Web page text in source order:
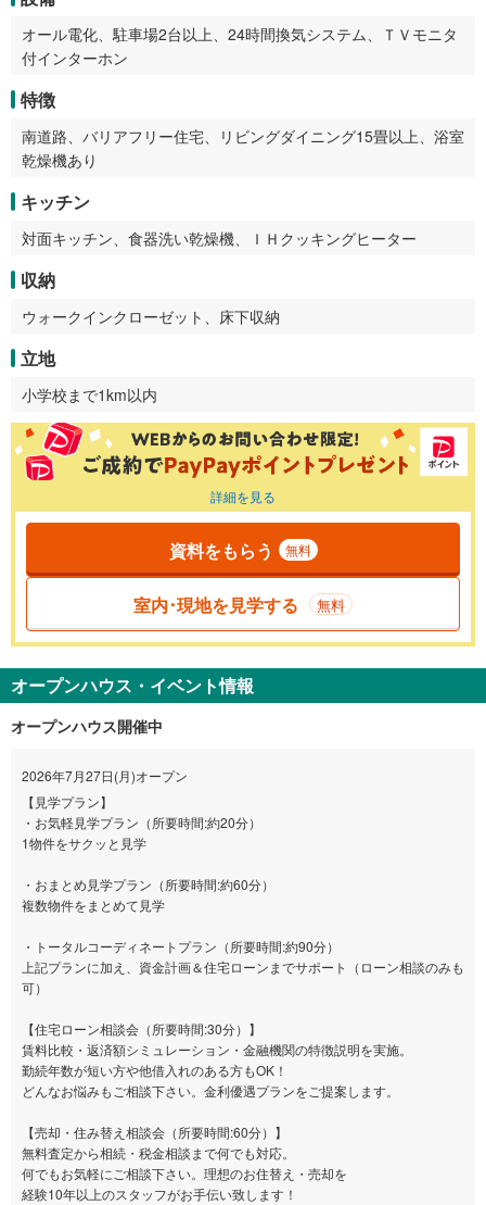
オール電化、駐車場2台以上、24時間換気システム、ＴＶモニタ
付インターホン
特徴
南道路、バリアフリー住宅、リビングダイニング15畳以上、浴室
乾燥機あり
キッチン
対面キッチン、食器洗い乾燥機、ＩＨクッキングヒーター
収納
ウォークインクローゼット、床下収納
立地
小学校まで1km以内
詳細を見る
資料をもらう 無料
室内･現地を見学する 無料
オープンハウス・イベント情報
オープンハウス開催中
2026年7月27日(月)オープン
【見学プラン】
・お気軽見学プラン（所要時間:約20分）
1物件をサクッと見学
・おまとめ見学プラン（所要時間:約60分）
複数物件をまとめて見学
・トータルコーディネートプラン（所要時間:約90分）
上記プランに加え、資金計画＆住宅ローンまでサポート（ローン相談のみも
可）
【住宅ローン相談会（所要時間:30分）】
賃料比較・返済額シミュレーション・金融機関の特徴説明を実施。
勤続年数が短い方や他借入れのある方もOK！
どんなお悩みもご相談下さい。金利優遇プランをご提案します。
【売却・住み替え相談会（所要時間:60分）】
無料査定から相続・税金相談まで何でも対応。
何でもお気軽にご相談下さい。理想のお住替え・売却を
経験10年以上のスタッフがお手伝い致します！